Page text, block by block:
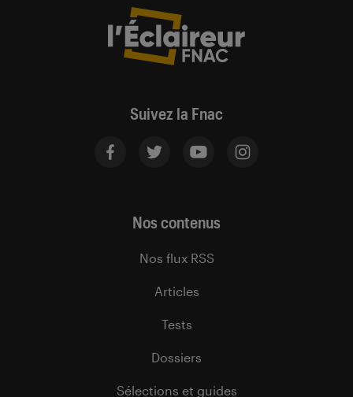
Suivez la Fnac
Nos contenus
Nos flux RSS
Articles
Tests
Dossiers
Sélections et guides